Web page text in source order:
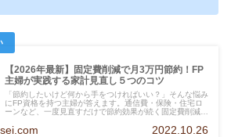
【2026年最新】固定費削減で月3万円節約！FP
主婦が実践する家計見直し５つのコツ
「節約したいけど何から手をつければいい？」そんな悩み
にFP資格を持つ主婦が答えます。通信費・保険・住宅ロ
ーンなど、一度見直すだけで節約効果が続く固定費削減の
す。
2022.10.26